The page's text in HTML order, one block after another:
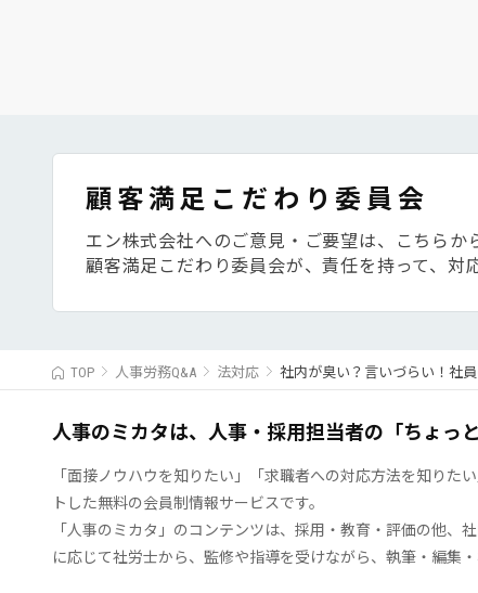
顧客満足こだわり委員会
エン株式会社へのご意見・ご要望は、こちらか
顧客満足こだわり委員会が、責任を持って、対
TOP 人事労務Q&A 法対応 社内が臭い？言いづらい！社
人事のミカタは、人事・採用担当者の「ちょっ
「面接ノウハウを知りたい」「求職者への対応方法を知りた
トした無料の会員制情報サービスです。
「人事のミカタ」のコンテンツは、採用・教育・評価の他
に応じて社労士から、監修や指導を受けながら、執筆・編集・